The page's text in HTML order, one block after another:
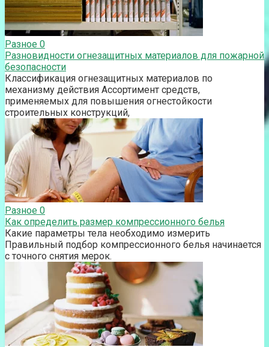
Разное 0
Разновидности огнезащитных материалов для пожарной
безопасности
Классификация огнезащитных материалов по
механизму действия Ассортимент средств,
применяемых для повышения огнестойкости
строительных конструкций,
Разное 0
Как определить размер компрессионного белья
Какие параметры тела необходимо измерить
Правильный подбор компрессионного белья начинается
с точного снятия мерок.